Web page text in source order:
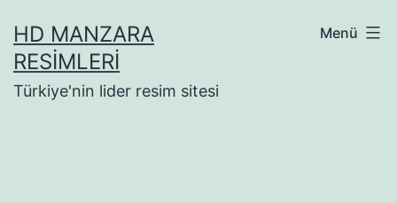
geçHD MANZARA
RESIMLERI
Türkiye'nin lider resim sitesi
Menü